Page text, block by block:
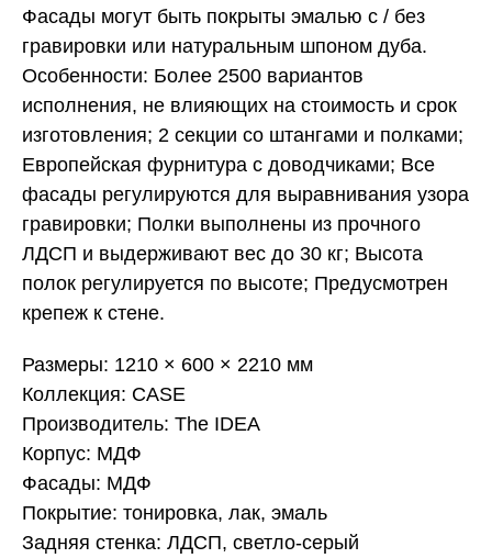
Фасады могут быть покрыты эмалью с / без
гравировки или натуральным шпоном дуба.
Особенности: Более 2500 вариантов
исполнения, не влияющих на стоимость и срок
изготовления; 2 секции со штангами и полками;
Европейская фурнитура с доводчиками; Все
фасады регулируются для выравнивания узора
гравировки; Полки выполнены из прочного
ЛДСП и выдерживают вес до 30 кг; Высота
полок регулируется по высоте; Предусмотрен
крепеж к стене.
Размеры: 1210 × 600 × 2210 мм
Коллекция: CASE
Производитель: The IDEA
Корпус: МДФ
Фасады: МДФ
Покрытие: тонировка, лак, эмаль
Задняя стенка: ЛДСП, светло-серый